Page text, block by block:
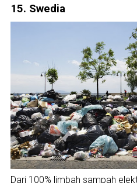
15. Swedia
Dari 100% limbah sampah